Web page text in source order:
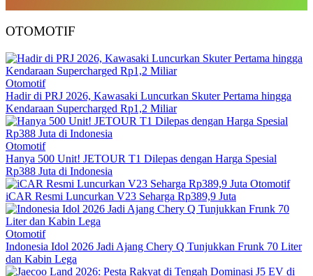
OTOMOTIF
Otomotif
Hadir di PRJ 2026, Kawasaki Luncurkan Skuter Pertama hingga
Kendaraan Supercharged Rp1,2 Miliar
Otomotif
Hanya 500 Unit! JETOUR T1 Dilepas dengan Harga Spesial
Rp388 Juta di Indonesia
Otomotif
iCAR Resmi Luncurkan V23 Seharga Rp389,9 Juta
Otomotif
Indonesia Idol 2026 Jadi Ajang Chery Q Tunjukkan Frunk 70 Liter
dan Kabin Lega